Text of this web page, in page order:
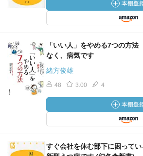
「いい人」をやめる7つの方
なく、病気です
緒方俊雄
48 3.00 4
すぐ会社を休む部下に困って